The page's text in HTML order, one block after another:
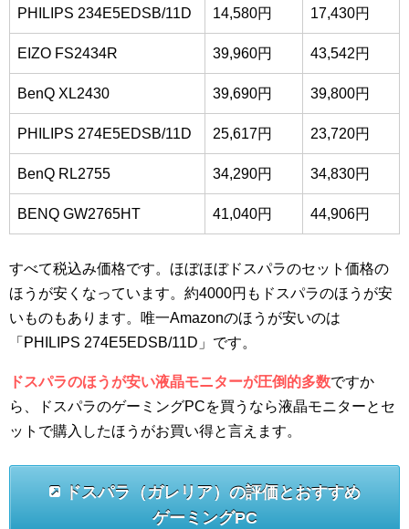
PHILIPS 234E5EDSB/11D 14,580円 17,430円
EIZO FS2434R 39,960円 43,542円
BenQ XL2430 39,690円 39,800円
PHILIPS 274E5EDSB/11D 25,617円 23,720円
BenQ RL2755 34,290円 34,830円
BENQ GW2765HT 41,040円 44,906円
すべて税込み価格です。ほぼほぼドスパラのセット価格の
ほうが安くなっています。約4000円もドスパラのほうが安
いものもあります。唯一Amazonのほうが安いのは
「PHILIPS 274E5EDSB/11D」です。
ドスパラのほうが安い液晶モニターが圧倒的多数ですか
ら、ドスパラのゲーミングPCを買うなら液晶モニターとセ
ットで購入したほうがお買い得と言えます。
ドスパラ（ガレリア）の評価とおすすめ
ゲーミングPC